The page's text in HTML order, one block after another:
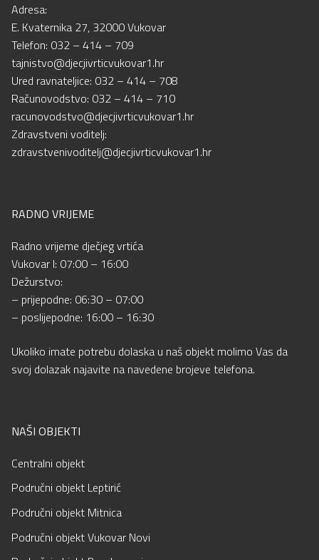
Adresa:
E. Kvaternika 27, 32000 Vukovar
Telefon: 032 – 414 – 709
tajnistvo@djecjivrticvukovar1.hr
Ured ravnateljice: 032 – 414 – 708
Računovodstvo: 032 – 414 – 710
racunovodstvo@djecjivrticvukovar1.hr
Zdravstveni voditelj:
zdravstvenivoditelj@djecjivrticvukovar1.hr
RADNO VRIJEME
Radno vrijeme dječjeg vrtića
Vukovar I: 07:00 – 16:00
Dežurstvo:
– prijepodne: 06:30 – 07:00
– poslijepodne: 16:00 – 16:30
Ukoliko imate potrebu dolaska u naš objekt molimo Vas da
svoj dolazak najavite na navedene brojeve telefona.
NAŠI OBJEKTI
Centralni objekt
Područni objekt Leptirić
Područni objekt Mitnica
Područni objekt Vukovar Novi